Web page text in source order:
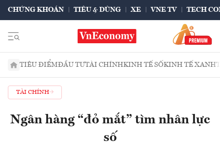
CHỨNG KHOÁN TIÊU & DÙNG XE VNE TV TECH
TIÊU ĐIỂMĐẦU TƯTÀI CHÍNHKINH TẾ SỐKINH TẾ XANH
TÀI CHÍNH
Ngân hàng “đỏ mắt” tìm nhân lực
số